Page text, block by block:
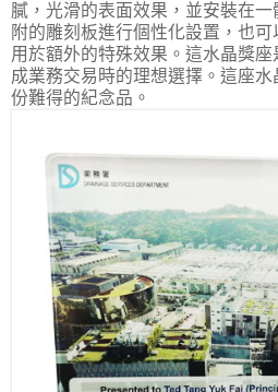
膩，光滑的表面效果，並安裝在
附的雕刻板進行個性化設置，也
用於額外的特殊效果。這水晶獎
成業務交易時的理想選擇。這座
份難得的紀念品。